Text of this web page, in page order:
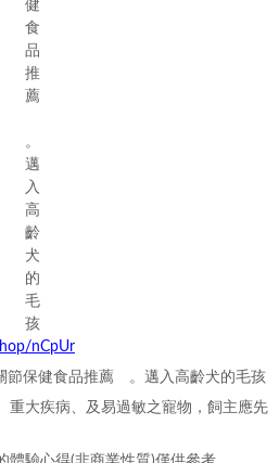
nCpUr
重大疾病、及易過敏之寵物，飼主應先